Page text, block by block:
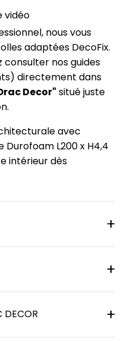
vidéo
nous vous
adaptées DecoFix.
consulter nos guides
directement dans
Decor" situé juste
avec
Durofoam L200 x H4,4
intérieur dès
DECOR